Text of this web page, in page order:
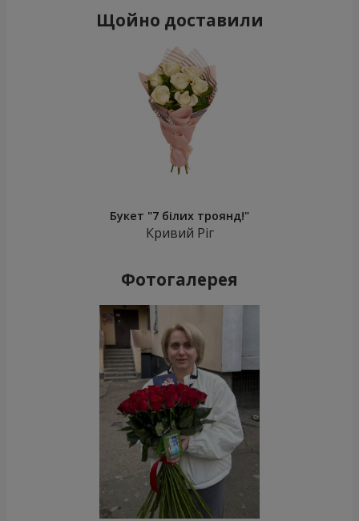
Щойно доставили
Букет "7 білих троянд!"
Кривий Ріг
Фотогалерея